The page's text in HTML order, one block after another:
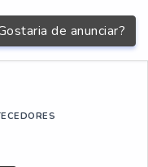
de anunciar?